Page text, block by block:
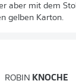
aber mit dem
gelben Karton.
ROBIN KNOCHE